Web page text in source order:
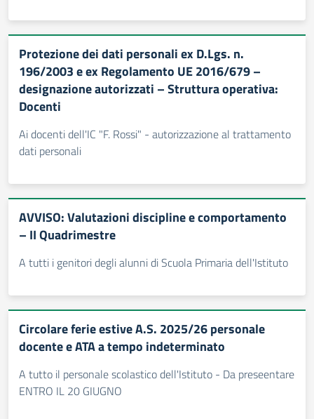
Protezione dei dati personali ex D.Lgs. n.
196/2003 e ex Regolamento UE 2016/679 –
designazione autorizzati – Struttura operativa:
Docenti
Ai docenti dell'IC "F. Rossi" - autorizzazione al trattamento
dati personali
AVVISO: Valutazioni discipline e comportamento
– II Quadrimestre
A tutti i genitori degli alunni di Scuola Primaria dell'Istituto
Circolare ferie estive A.S. 2025/26 personale
docente e ATA a tempo indeterminato
A tutto il personale scolastico dell'Istituto - Da preseentare
ENTRO IL 20 GIUGNO